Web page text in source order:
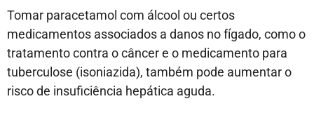
Tomar paracetamol com álcool ou certos
medicamentos associados a danos no fígado, como o
tratamento contra o câncer e o medicamento para
tuberculose (isoniazida), também pode aumentar o
risco de insuficiência hepática aguda.